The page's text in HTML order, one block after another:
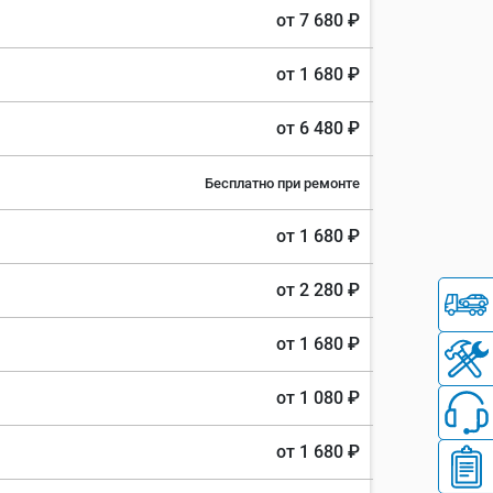
от 7 680 ₽
от 1 680 ₽
от 6 480 ₽
Бесплатно при ремонте
от 1 680 ₽
от 2 280 ₽
от 1 680 ₽
от 1 080 ₽
от 1 680 ₽